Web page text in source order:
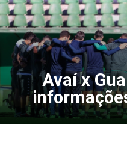
→ Futebol Profissional →
Avaí x